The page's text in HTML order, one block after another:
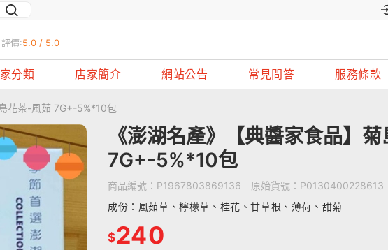
評價:5.0 / 5.0
分類 店家簡介 網站公告 常見問答 服務條款
花茶-風茹 7G+-5%*10包
《澎湖名產》【典醬家食品】
7G+-5%*10包
商品編號： P1967803869136 原始貨號： P0130400228613
成份：風茹草、檸檬草、桂花、甘草根、薄荷、甜菊
$240